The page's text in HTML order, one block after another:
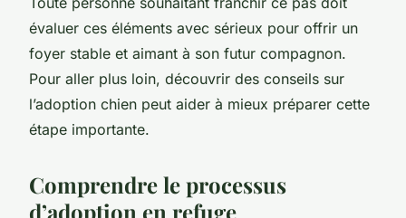
évaluer ces éléments avec sérieux pour offrir un
foyer stable et aimant à son futur compagnon.
Pour aller plus loin, découvrir des conseils sur
l’adoption chien peut aider à mieux préparer cette
étape importante.
Comprendre le processus
d’adoption en refuge